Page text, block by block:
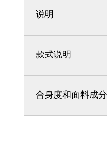
说明
款式说明
合身度和面料成分